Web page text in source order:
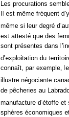
Les procurations
Il est même fréquent
même si leur degré
est attesté que des
sont présentes dans
d’exploitation du
connaît, par exemple,
illustre négociante
de pêcheries au
manufacture d’étoffe et
sphères économiques